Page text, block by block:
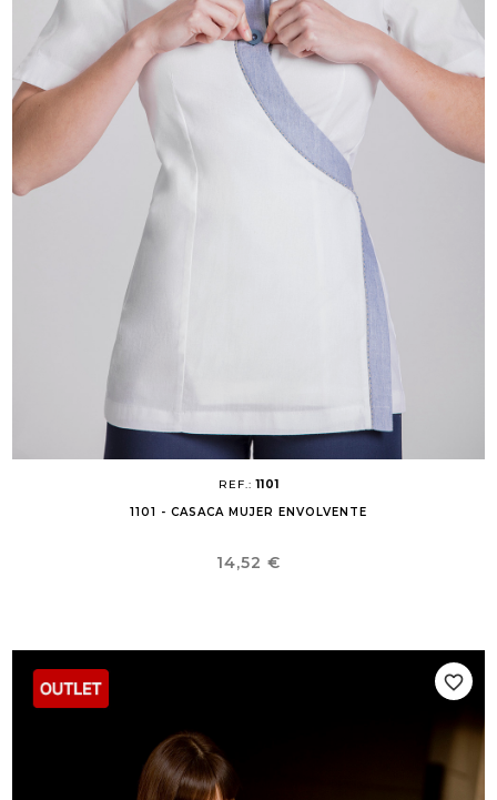
REF.:1101
1101 - CASACA MUJER ENVOLVENTE
Precio
14,52 €
favorite_border